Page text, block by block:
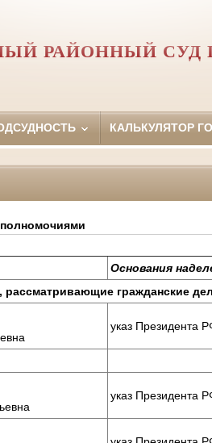
РАЙОННЫЙ СУД
КАЛЬКУЛЯТОР
Основания
рассматривающие гражданские
указ Президента
указ Президента